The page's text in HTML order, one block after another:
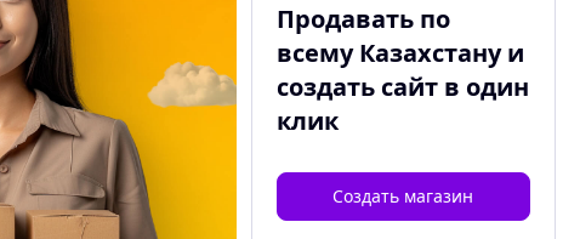
Продавать по
всему Казахстану и
создать сайтв один
клик
Создать магазин